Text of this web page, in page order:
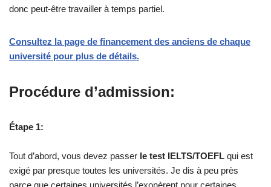
donc peut-être travailler à temps partiel.
Consultez la page de financement des anciens de chaque
université pour plus de détails.
Procédure d’admission:
Étape 1:
Tout d’abord, vous devez passer le test IELTS/TOEFL qui est
exigé par presque toutes les universités. Je dis à peu près
parce que certaines universités l’exonèrent pour certaines